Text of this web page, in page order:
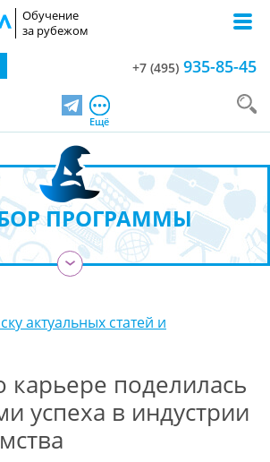
Обучение
за рубежом
+7 (495) 935-85-45
TelegramЕщё
ПРОГРАММЫ
›
актуальных статей и
карьере поделилась
успеха в индустрии